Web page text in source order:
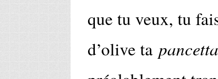
que tu veux, tu
d’olive ta